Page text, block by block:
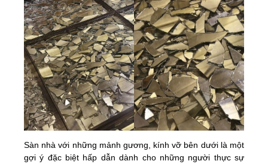
Sàn nhà với những mảnh gương, kính vỡ bên dưới là một
gợi ý đặc biệt hấp dẫn dành cho những người thực sự